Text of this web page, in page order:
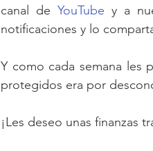
canal de YouTube y a
notificaciones y lo
Y como cada semana les
protegidos era por
¡Les deseo unas finanzas